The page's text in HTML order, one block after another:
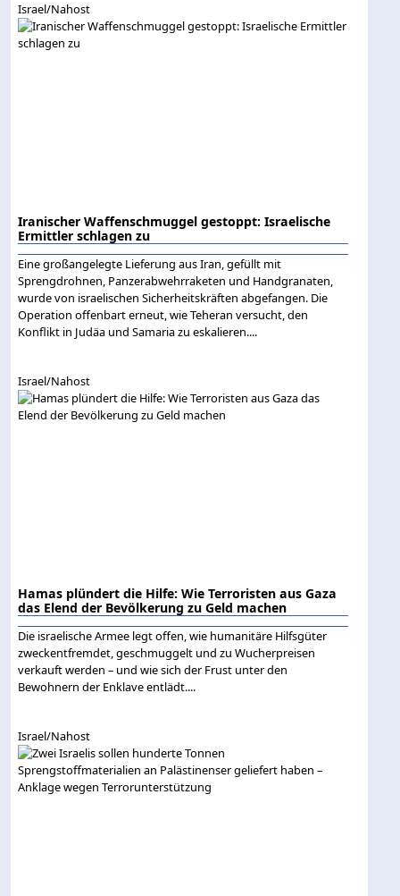
Israel/Nahost
Iranischer Waffenschmuggel gestoppt: Israelische
Ermittler schlagen zu
Eine großangelegte Lieferung aus Iran, gefüllt mit
Sprengdrohnen, Panzerabwehrraketen und Handgranaten,
wurde von israelischen Sicherheitskräften abgefangen. Die
Operation offenbart erneut, wie Teheran versucht, den
Konflikt in Judäa und Samaria zu eskalieren....
Israel/Nahost
Hamas plündert die Hilfe: Wie Terroristen aus Gaza
das Elend der Bevölkerung zu Geld machen
Die israelische Armee legt offen, wie humanitäre Hilfsgüter
zweckentfremdet, geschmuggelt und zu Wucherpreisen
verkauft werden – und wie sich der Frust unter den
Bewohnern der Enklave entlädt....
Israel/Nahost